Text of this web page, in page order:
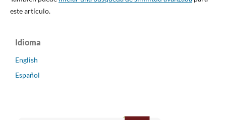
este artículo.
Idioma
English
Español